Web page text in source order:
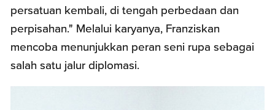
persatuan kembali, di tengah perbedaan dan
perpisahan." Melalui karyanya, Franziskan
mencoba menunjukkan peran seni rupa sebagai
salah satu jalur diplomasi.